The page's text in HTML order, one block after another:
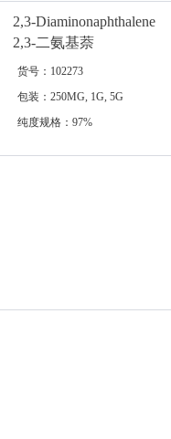
2,3-Diaminonaphthalene
2,3-二氨基萘
货号：102273
包装：250MG, 1G, 5G
纯度规格：97%